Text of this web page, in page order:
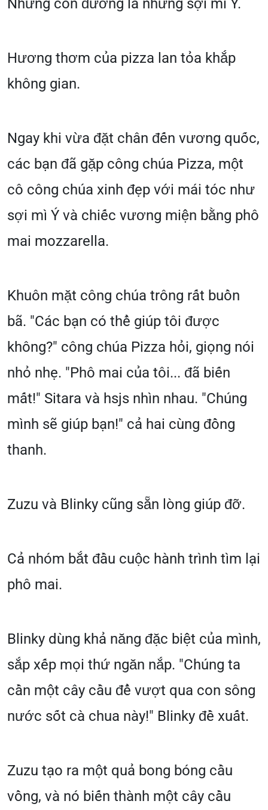
Những con đường là những sợi mì Ý.
Hương thơm của pizza lan tỏa khắp
không gian.
Ngay khi vừa đặt chân đến vương quốc,
các bạn đã gặp công chúa Pizza, một
cô công chúa xinh đẹp với mái tóc như
sợi mì Ý và chiếc vương miện bằng phô
mai mozzarella.
Khuôn mặt công chúa trông rất buồn
bã. "Các bạn có thể giúp tôi được
không?" công chúa Pizza hỏi, giọng nói
nhỏ nhẹ. "Phô mai của tôi... đã biến
mất!" Sitara và hsjs nhìn nhau. "Chúng
mình sẽ giúp bạn!" cả hai cùng đồng
thanh.
Zuzu và Blinky cũng sẵn lòng giúp đỡ.
Cả nhóm bắt đầu cuộc hành trình tìm lại
phô mai.
Blinky dùng khả năng đặc biệt của mình,
sắp xếp mọi thứ ngăn nắp. "Chúng ta
cần một cây cầu để vượt qua con sông
nước sốt cà chua này!" Blinky đề xuất.
Zuzu tạo ra một quả bong bóng cầu
vồng, và nó biến thành một cây cầu